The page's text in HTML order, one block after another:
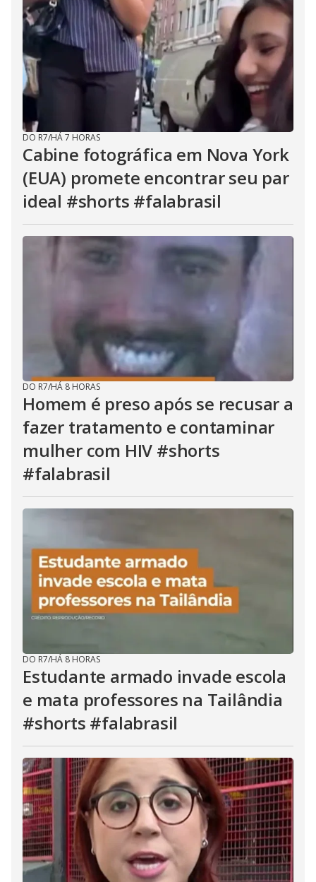
DO R7/HÁ 7 HORAS
Cabine fotográfica em Nova York
(EUA) promete encontrar seu par
ideal #shorts #falabrasil
DO R7/HÁ 8 HORAS
Homem é preso após se recusar a
fazer tratamento e contaminar
mulher com HIV #shorts
#falabrasil
DO R7/HÁ 8 HORAS
Estudante armado invade escola
e mata professores na Tailândia
#shorts #falabrasil